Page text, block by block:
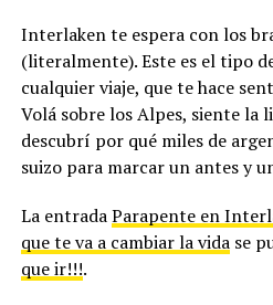
Interlaken te espera con los
(literalmente). Este es el tipo
cualquier viaje, que te hace
Volá sobre los Alpes, siente la
descubrí por qué miles de
suizo para marcar un antes y
La entradaParapente en
que te va a cambiar la vidase
que ir!!!.